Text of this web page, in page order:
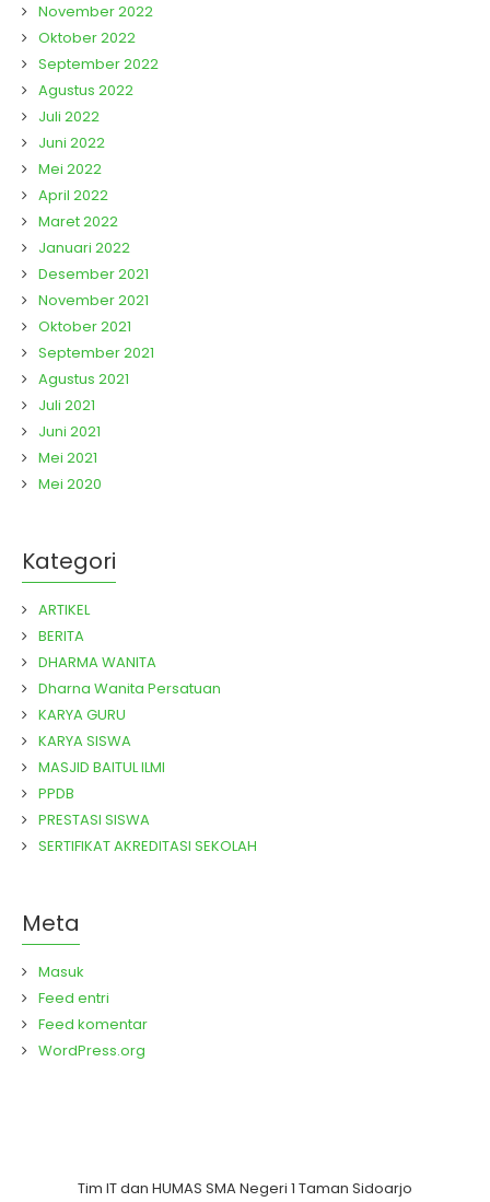
November 2022
Oktober 2022
September 2022
Agustus 2022
Juli 2022
Juni 2022
Mei 2022
April 2022
Maret 2022
Januari 2022
Desember 2021
November 2021
Oktober 2021
September 2021
Agustus 2021
Juli 2021
Juni 2021
Mei 2021
Mei 2020
Kategori
ARTIKEL
BERITA
DHARMA WANITA
Dharna Wanita Persatuan
KARYA GURU
KARYA SISWA
MASJID BAITUL ILMI
PPDB
PRESTASI SISWA
SERTIFIKAT AKREDITASI SEKOLAH
Meta
Masuk
Feed entri
Feed komentar
WordPress.org
Tim IT dan HUMAS SMA Negeri 1 Taman Sidoarjo